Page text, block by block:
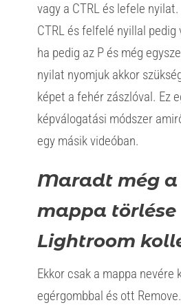
vagy a CTRL és lefele
CTRL és felfelé nyillal pedig
ha pedig az P és még
nyilat nyomjuk akkor
képet a fehér zászlóval. Ez
képválogatási módszer
egy másik videóban.
Maradt még a
mappa törlése
Lightroom
Ekkor csak a mappa
egérgombbal és ott